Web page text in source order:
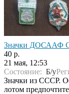
Значки ДОСААФ
40 р.
21 мая, 12:53
Состояние: Б/у
Значки из СССР.
лотом